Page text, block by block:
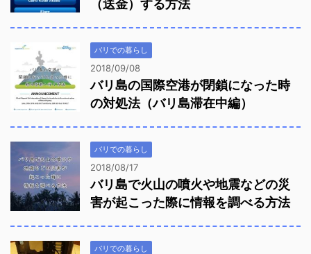
（送金）する方法
バリでの暮らし
2018/09/08
バリ島の国際空港が閉鎖になった時
の対処法（バリ島滞在中編）
バリでの暮らし
2018/08/17
バリ島で火山の噴火や地震などの災
害が起こった際に情報を調べる方法
バリでの暮らし